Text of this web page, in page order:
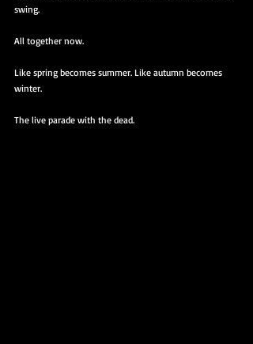
swing.
All together now.
Like spring becomes summer. Like autumn becomes
winter.
The live parade with the dead.